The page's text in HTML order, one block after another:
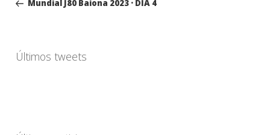
entradas
Mundial J80 Baiona 2023 · DÍA 4
Últimos tweets